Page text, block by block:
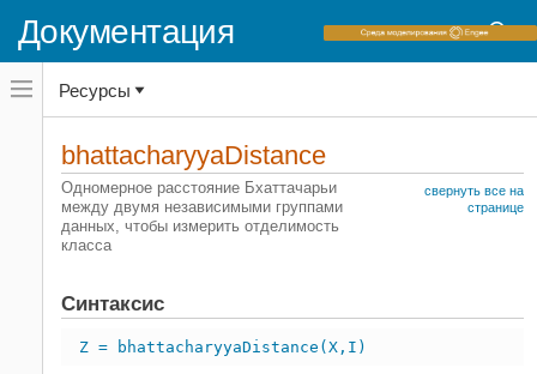
Документация
Переключатель
навигационного
меню
переключатель
навигационного
Predictive Maintenance Toolbox
Идентифицируйте индикаторы состояния
Идентифицируйте индикаторы состояния
в командной строке
Predictive Maintenance Toolbox
Идентифицируйте индикаторы состояния
Автоматизируйте извлечение признаков
Ресурсы
bhattacharyyaDistance
Одномерное расстояние Бхаттачарьи
между двумя независимыми группами
данных, чтобы измерить отделимость
класса
свернуть все на
странице
Синтаксис
Z = bhattacharyyaDistance(X,I)